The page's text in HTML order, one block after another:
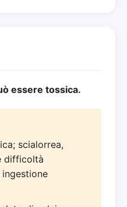
essere tossica.
scialorrea,
difficoltà